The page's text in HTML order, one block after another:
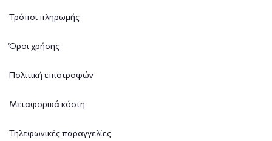
Τρόποι πληρωμής
Όροι χρήσης
Πολιτική επιστροφών
Μεταφορικά κόστη
Τηλεφωνικές παραγγελίες